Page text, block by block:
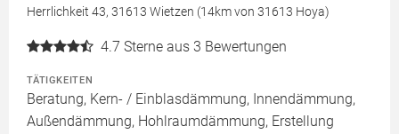
Herrlichkeit 43, 31613 Wietzen (14km von 31613 Hoya)
4.7 Sterne aus 3 Bewertungen
TÄTIGKEITEN
Beratung, Kern- / Einblasdämmung, Innendämmung,
Außendämmung, Hohlraumdämmung, Erstellung